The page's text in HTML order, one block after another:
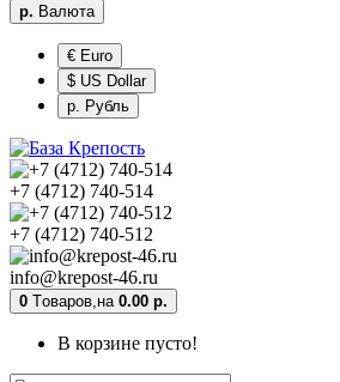
р. Валюта
€ Euro
$ US Dollar
р. Рубль
+7 (4712) 740-514
+7 (4712) 740-512
info@krepost-46.ru
0 Tоваров, на 0.00 р.
В корзине пусто!